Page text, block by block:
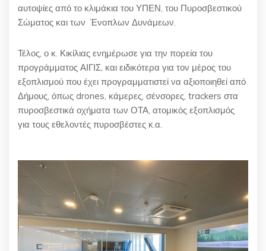
αυτοψίες από το κλιμάκια του ΥΠΕΝ, του Πυροσβεστικού
Σώματος και των Ένοπλων Δυνάμεων.
Τέλος, ο κ. Κικίλιας ενημέρωσε για την πορεία του
προγράμματος ΑΙΓΙΣ, και ειδικότερα για τον μέρος του
εξοπλισμού που έχει προγραμματιστεί να αξιοποιηθεί από
Δήμους, όπως drones, κάμερες, σένσορες, trackers στα
πυροσβεστικά οχήματα των ΟΤΑ, ατομικός εξοπλισμός
για τους εθελοντές πυροσβέστες κ.α.